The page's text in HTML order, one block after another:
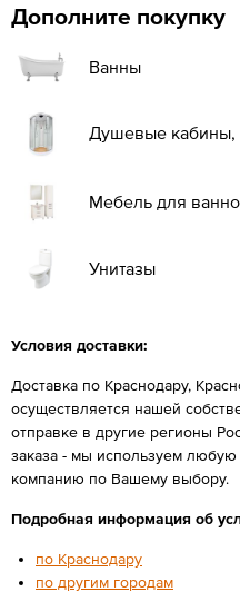
Дополните покупку
Ванны
Душевые кабины,
Мебель для
Унитазы
Условия доставки:
Доставка по Краснодару,
осуществляется нашей
отправке в другие регионы
заказа - мы используем
компанию по Вашему выбору.
Подробная информация об
по Краснодару
по другим городам